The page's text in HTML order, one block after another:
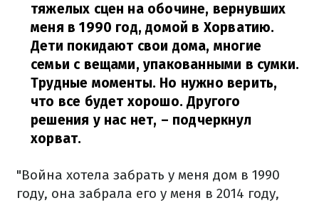
тяжелых сцен на обочине, вернувших
меня в 1990 год, домой в Хорватию.
Дети покидают свои дома, многие
семьи с вещами, упакованными в сумки.
Трудные моменты. Но нужно верить,
что все будет хорошо. Другого
решения у нас нет, – подчеркнул
хорват.
"Война хотела забрать у меня дом в 1990
году, она забрала его у меня в 2014 году,